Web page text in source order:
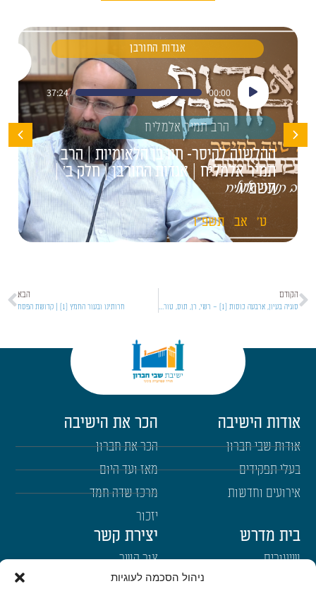
ניהול הסכמה לעוגיות
אגדות החורבן
נגן
אודיו
00:00
37:24
הרב תמיר אלמליח
ההלשנה לקיסר- חורבן הלאומיות | הרב
תמיר אלמליח | אגדות החורבן | חלק ב' |
תשפ"ו
ט' אב תשפ"ו
הקודם
סוגיה בעיון, ארבעה כוסות [1] – רשי, רן, תוס, טור | פסח (כללי)
הבא
חרותינו ובעור החמץ [1] | קדושת הפסח
אודות הישיבה
אודות שבי חברון
בעלי תפקידים
אירועים וחדשות
הכר את הישיבה
הכר את חברון
מאז ועד היום
מרכז שדה חמד
יזכור
בית מדרש
שיעורים
יצירת קשר
צור קשר
הרשמה לשבו"ש